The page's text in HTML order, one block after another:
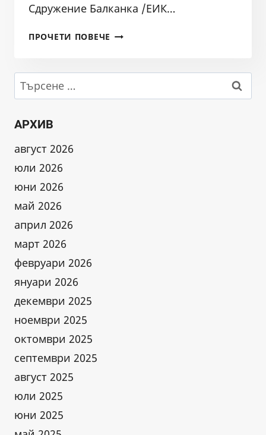
РОДОПИТЕ
Сдружение Балканка /ЕИК…
ПРОЧЕТИ ПОВЕЧЕ СИГНАЛ
СМЕТИЩЕ
НОВАТА
Търсене
за:
АРХИВ
август 2026
юли 2026
юни 2026
май 2026
април 2026
март 2026
февруари 2026
януари 2026
декември 2025
ноември 2025
октомври 2025
септември 2025
август 2025
юли 2025
юни 2025